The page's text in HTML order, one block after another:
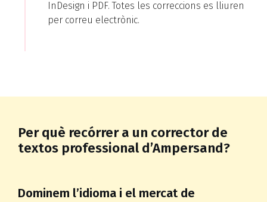
InDesign i PDF. Totes les correccions es lliuren
per correu electrònic.
Per què recórrer a un corrector de
textos professional d’Ampersand?
Dominem l’idioma i el mercat de